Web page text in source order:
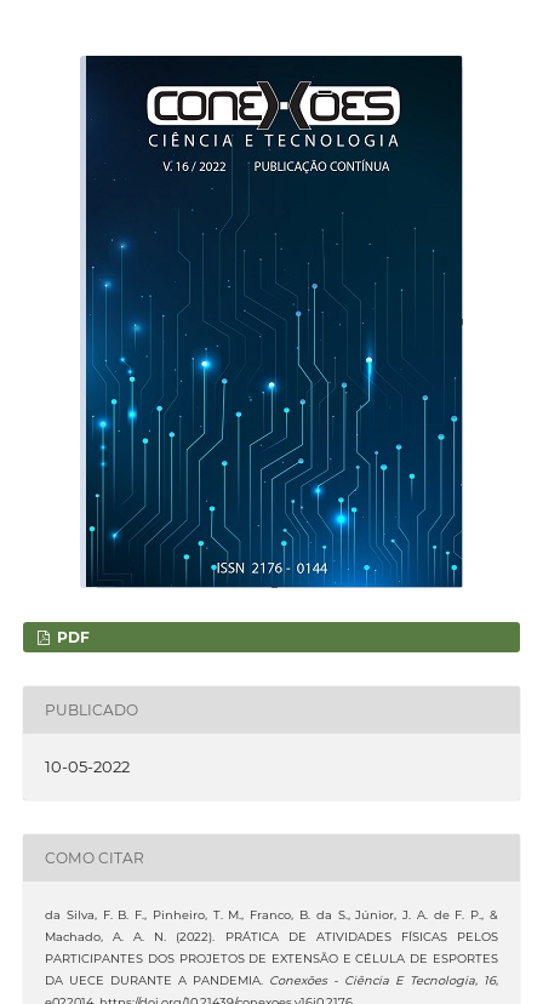
PDF
PUBLICADO
10-05-2022
COMO CITAR
da Silva, F. B. F., Pinheiro, T. M., Franco, B. da S., Júnior, J. A. de F. P., &
Machado, A. A. N. (2022). PRÁTICA DE ATIVIDADES FÍSICAS PELOS
PARTICIPANTES DOS PROJETOS DE EXTENSÃO E CÉLULA DE ESPORTES
DA UECE DURANTE A PANDEMIA. Conexões - Ciência E Tecnologia, 16,